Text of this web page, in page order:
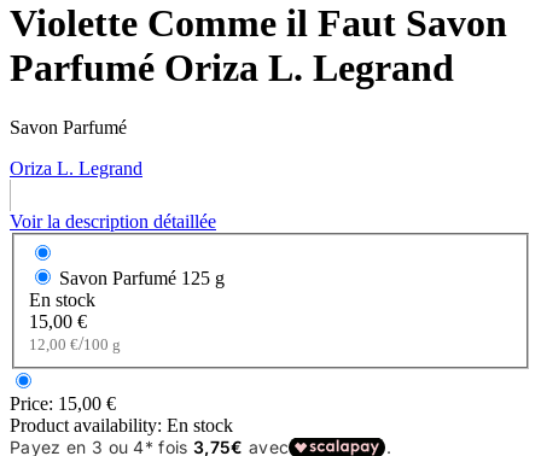
Violette Comme il Faut Savon
Parfumé Oriza L. Legrand
Savon Parfumé
Oriza L. Legrand
Voir la description détaillée
Savon Parfumé 125 g
En stock
15,00 €
12,00 €/100 g
Price: 15,00 €
Product availability: En stock